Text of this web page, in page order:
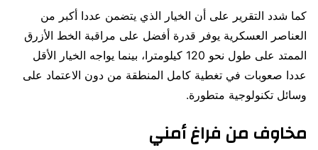
كما شدد التقرير على أن الخيار الذي يتضمن عددا أكبر من
العناصر العسكرية يوفر قدرة أفضل على مراقبة الخط الأزرق
الممتد على طول نحو 120 كيلومترا، بينما يواجه الخيار الأقل
عددا صعوبات في تغطية كامل المنطقة من دون الاعتماد على
وسائل تكنولوجية متطورة.
مخاوف من فراغ أمني